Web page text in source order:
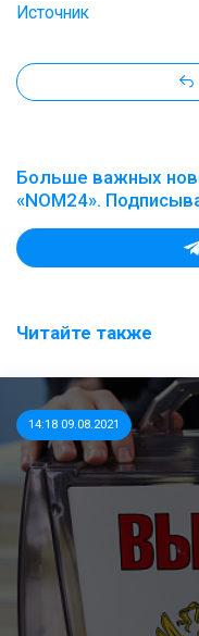
Источник
Больше важных
«NOM24».
Читайте также
14:18 09.08.2021